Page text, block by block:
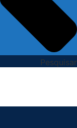
Pesquisar